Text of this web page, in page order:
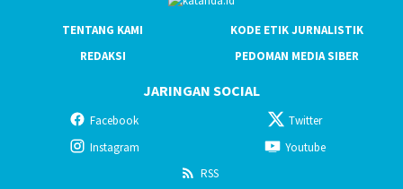
TENTANG KAMI
KODE ETIK JURNALISTIK
REDAKSI
PEDOMAN MEDIA SIBER
JARINGAN SOCIAL
Facebook
Twitter
Instagram
Youtube
RSS